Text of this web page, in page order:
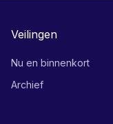
Veilingen
Nu en binnenkort
Archief